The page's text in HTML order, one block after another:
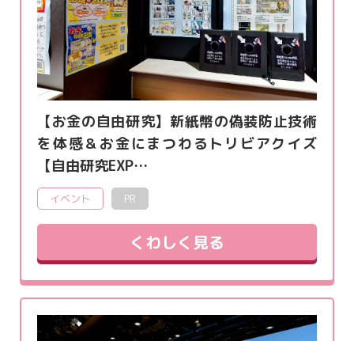
【お金の自由研究】新紙幣の偽装防止技術
を体感＆お金にまつわるトリビアクイズ
【自由研究EXP…
イベント PR
くわしく見る